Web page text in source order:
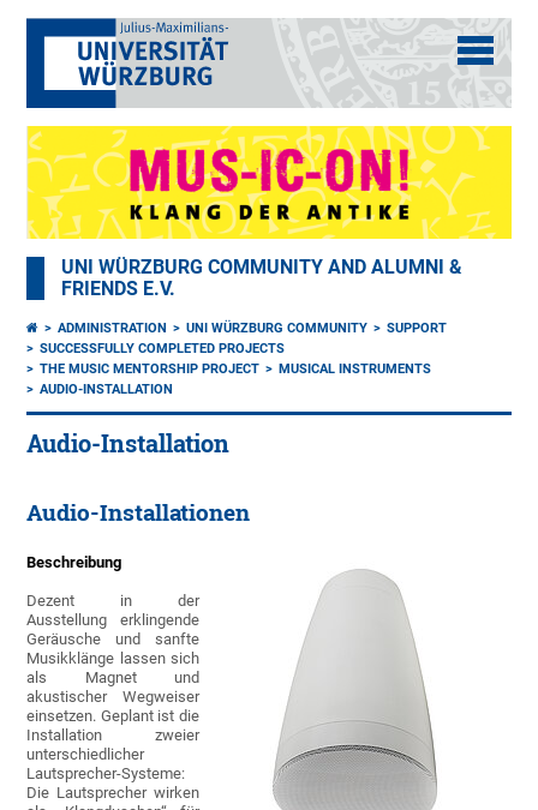
UNI WÜRZBURG COMMUNITY AND ALUMNI &
FRIENDS E.V.
ADMINISTRATION UNI WÜRZBURG COMMUNITY
SUPPORT
SUCCESSFULLY COMPLETED PROJECTS
THE MUSIC MENTORSHIP PROJECT
MUSICAL INSTRUMENTS
AUDIO-INSTALLATION
Audio-Installation
Audio-Installationen
Beschreibung
Dezent in der
Ausstellung erklingende
Geräusche und sanfte
Musikklänge lassen sich
als Magnet und
akustischer Wegweiser
einsetzen. Geplant ist die
Installation zweier
unterschiedlicher
Lautsprecher-Systeme:
Die Lautsprecher wirken